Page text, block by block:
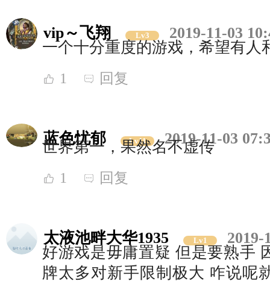
vip～飞翔 Lv3
2019-11-03
一个十分重度的游戏，希望有人
1 回复
蓝色忧郁 Lv11 2019-11-03
世界第一，果然名不虚传
1 回复
太液池畔大华1935 Lv1
2019-
好游戏是毋庸置疑 但是要熟手
牌太多对新手限制极大 咋说呢